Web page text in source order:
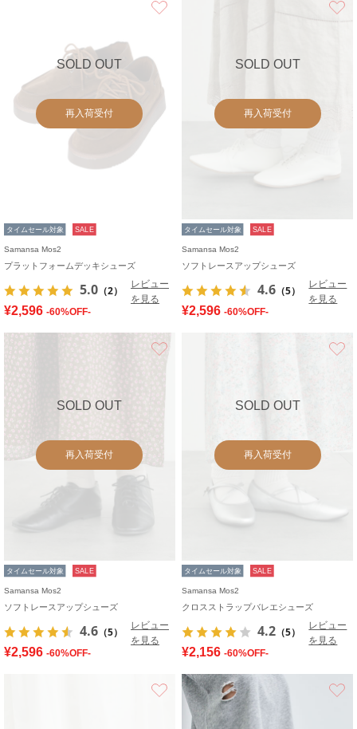
SOLD OUT
再入荷受付
タイムセール対象 SALE
Samansa Mos2
プラットフォームデッキシューズ
5.0 （2）
レビュー
を見る
¥2,596 -60%OFF-
SOLD OUT
再入荷受付
タイムセール対象 SALE
Samansa Mos2
ソフトレースアップシューズ
4.6 （5）
レビュー
を見る
¥2,596 -60%OFF-
SOLD OUT
再入荷受付
タイムセール対象 SALE
Samansa Mos2
ソフトレースアップシューズ
4.6 （5）
レビュー
を見る
¥2,596 -60%OFF-
SOLD OUT
再入荷受付
タイムセール対象 SALE
Samansa Mos2
クロスストラップバレエシューズ
4.2 （5）
レビュー
を見る
¥2,156 -60%OFF-
お気に入り